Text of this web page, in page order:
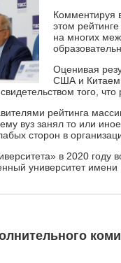
Комментируя
этом
на многих
Оценивая
США и Китаем
того,
рейтинга
вуз занял то или
сторон в
в 2020 году
университет